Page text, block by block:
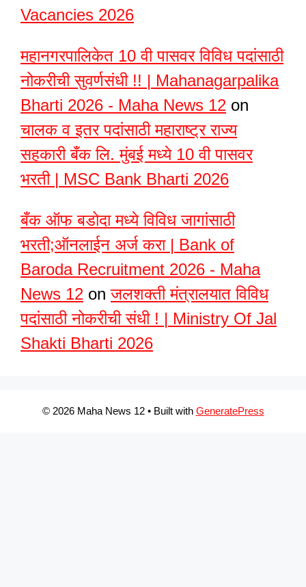
Vacancies 2026
महानगरपालिकेत 10 वी पासवर विविध पदांसाठी
नोकरीची सुवर्णसंधी !! | Mahanagarpalika
Bharti 2026 - Maha News 12 on
चालक व इतर पदांसाठी महाराष्ट्र राज्य
सहकारी बँक लि. मुंबई मध्ये 10 वी पासवर
भरती | MSC Bank Bharti 2026
बँक ऑफ बडोदा मध्ये विविध जागांसाठी
भरती;ऑनलाईन अर्ज करा | Bank of
Baroda Recruitment 2026 - Maha
News 12 onजलशक्ती मंत्रालयात विविध
पदांसाठी नोकरीची संधी ! | Ministry Of Jal
Shakti Bharti 2026
© 2026 Maha News 12• Built with GeneratePress